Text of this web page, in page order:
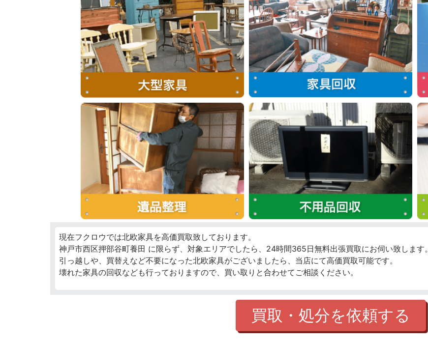
現在フクロウでは北欧家具を高価買取致しております。
神戸市西区押部谷町養田 に限らず、対象エリアでしたら、24時間365日無料出張買取にお伺い致します。
引っ越しや、買替えなど不要になった北欧家具がございましたら、当店にて高価買取可能です。
壊れた家具の回収なども行っておりますので、買い取りと合わせてご相談ください。
買取・処分を依頼する